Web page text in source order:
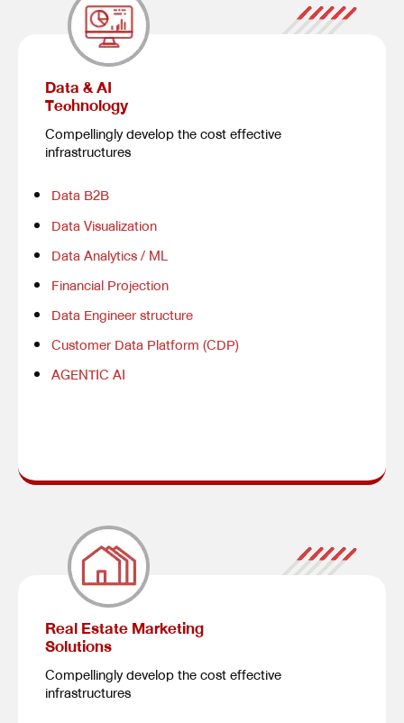
Data & AI
Technology
Compellingly develop the cost effective
infrastructures
Data B2B
Data Visualization
Data Analytics / ML
Financial Projection
Data Engineer structure
Customer Data Platform (CDP)
AGENTIC AI
Real Estate Marketing
Solutions
Compellingly develop the cost effective
infrastructures